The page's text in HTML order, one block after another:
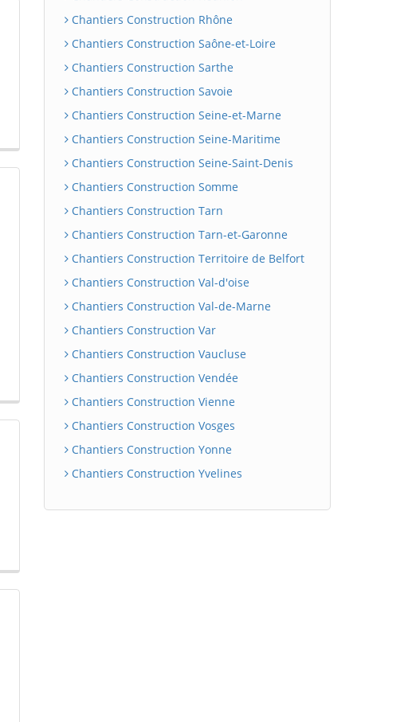
Chantiers Construction Rhône
Chantiers Construction Saône-et-Loire
Chantiers Construction Sarthe
Chantiers Construction Savoie
Chantiers Construction Seine-et-Marne
Chantiers Construction Seine-Maritime
Chantiers Construction Seine-Saint-Denis
Chantiers Construction Somme
Chantiers Construction Tarn
Chantiers Construction Tarn-et-Garonne
Chantiers Construction Territoire de Belfort
Chantiers Construction Val-d'oise
Chantiers Construction Val-de-Marne
Chantiers Construction Var
Chantiers Construction Vaucluse
Chantiers Construction Vendée
Chantiers Construction Vienne
Chantiers Construction Vosges
Chantiers Construction Yonne
Chantiers Construction Yvelines